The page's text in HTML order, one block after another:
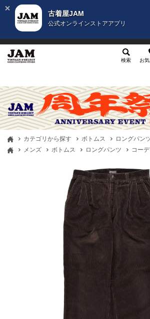
古着屋JAM
公式オンラインストアアプリ
検索 お
カテゴリから探す ボトムス ロングパン
メンズ
ボトムス ロングパンツ コー